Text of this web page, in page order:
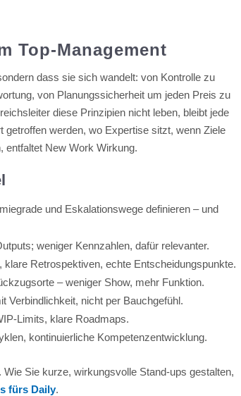
Top-Management
dass sie sich wandelt: von Kontrolle zu
von Planungssicherheit um jeden Preis zu
diese Prinzipien nicht leben, bleibt jede
werden, wo Expertise sitzt, wenn Ziele
entfaltet New Work Wirkung.
und Eskalationswege definieren – und
weniger Kennzahlen, dafür relevanter.
Retrospektiven, echte Entscheidungspunkte.
– weniger Show, mehr Funktion.
Verbindlichkeit, nicht per Bauchgefühl.
Limits, klare Roadmaps.
kontinuierliche Kompetenzentwicklung.
Sie kurze, wirkungsvolle Stand-ups gestalten,
fürs Daily.